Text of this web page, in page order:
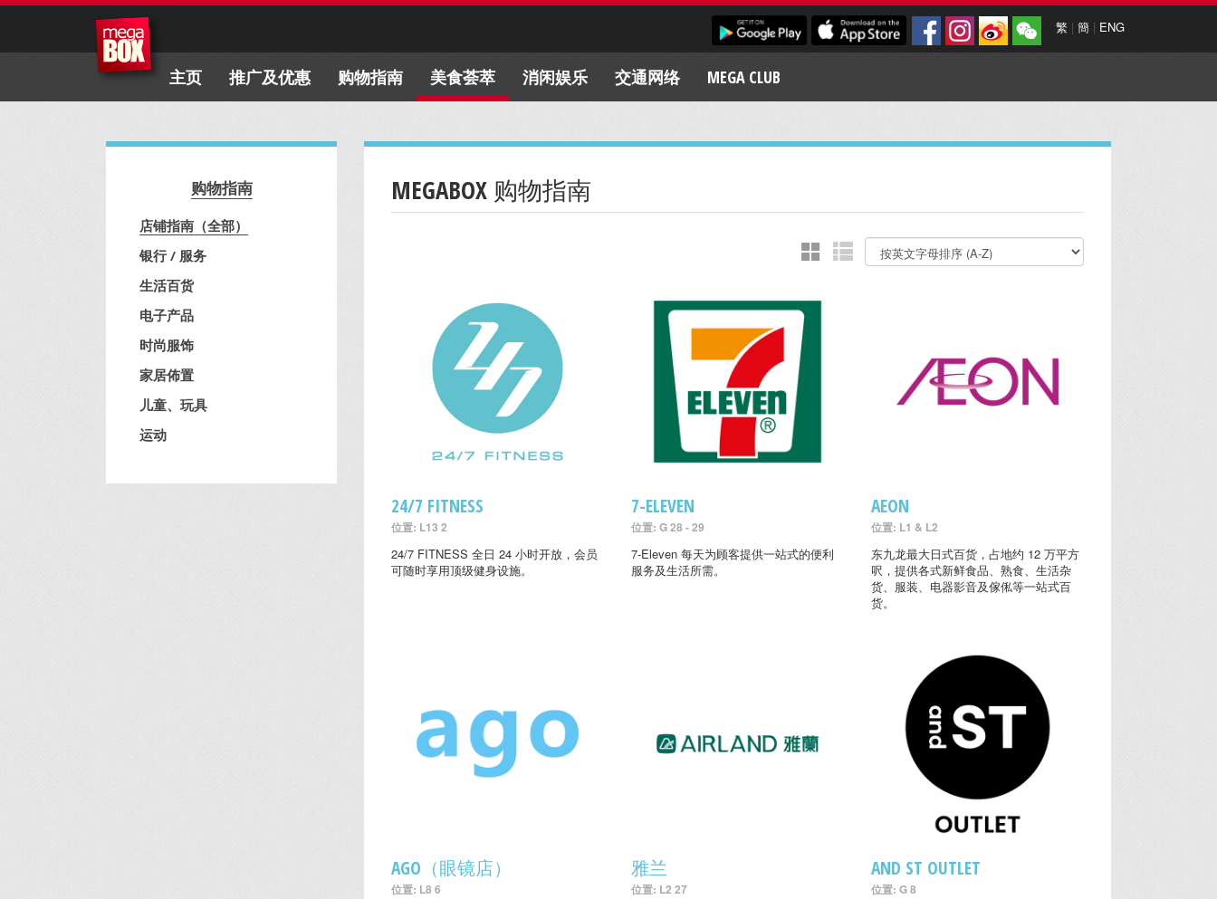
繁 | 簡 | ENG
主页 推广及优惠 购物指南 美食荟萃 消闲娱乐 交通网络 MEGA CLUB
购物指南
店铺指南（全部）
银行 / 服务
生活百货
电子产品
时尚服饰
家居佈置
儿童、玩具
运动
MEGABOX 购物指南
24/7 FITNESS
位置: L13 2
24/7 FITNESS 全日 24 小时开放，会员
可随时享用顶级健身设施。
7-ELEVEN
位置: G 28 - 29
7-Eleven 每天为顾客提供一站式的便利
服务及生活所需。
AEON
位置: L1 & L2
东九龙最大日式百货，占地约 12 万平方
呎，提供各式新鲜食品、熟食、生活杂
货、服装、电器影音及傢俬等一站式百
货。
AGO（眼镜店）
位置: L8 6
雅兰
位置: L2 27
AND ST OUTLET
位置: G 8